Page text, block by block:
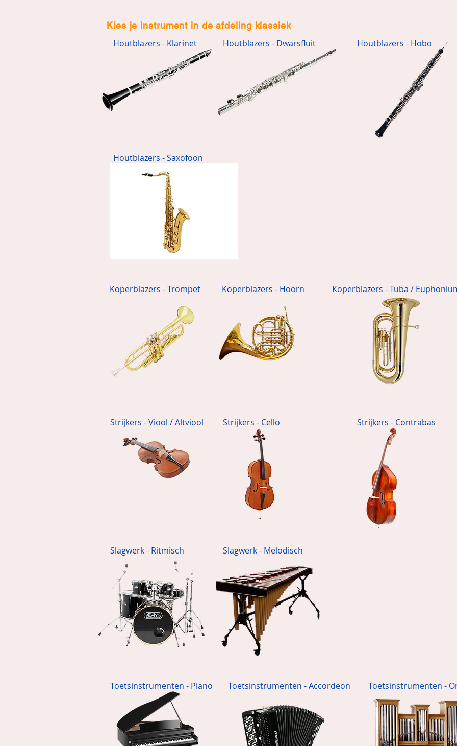
Kies je instrument in de afdeling klassiek
Houtblazers - Klarinet Houtblazers - Dwarsfluit Houtblazers - Hobo
Houtblazers - Saxofoon
Koperblazers - Trompet Koperblazers - Hoorn Koperblazers - Tuba /
Strijkers - Viool / Altviool Strijkers - Cello Strijkers - Contrabas
Slagwerk - Ritmisch Slagwerk - Melodisch
Toetsinstrumenten - Piano Toetsinstrumenten - Accordeon Toetsinstrumenten -